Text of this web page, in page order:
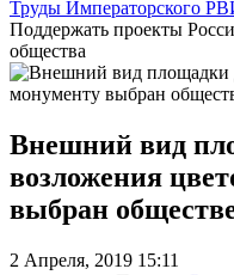
Труды Императорского
Поддержать проекты
общества
Внешний вид
возложения
выбран
2 Апреля, 2019 15:11